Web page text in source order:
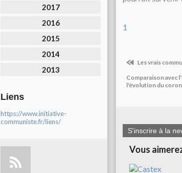
2017
2016
2015
2014
2013
Liens
https://www.initiative-
communiste.fr/liens/
1
Les vrais
Comparaison avec
l'évolution du
S'inscrire à la
Vous